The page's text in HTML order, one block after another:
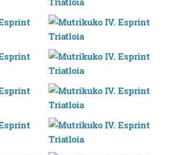
beren ustez zein helburutarako
eta horren aurka nola egin
prozesatzeko moduari
gehiago eta ezarri zure lehentasunak
unetan alda edo ken dezakezu
adierazpenean.
propioak eta hirugarrenen cookie-